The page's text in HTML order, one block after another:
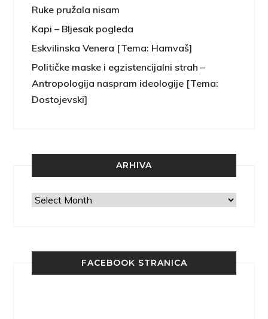
Ruke pružala nisam
Kapi – Bljesak pogleda
Eskvilinska Venera [Tema: Hamvaš]
Političke maske i egzistencijalni strah –
Antropologija naspram ideologije [Tema:
Dostojevski]
ARHIVA
Arhiva
FACEBOOK STRANICA